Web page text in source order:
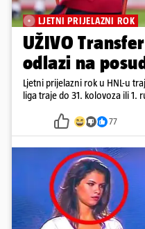
LJETNI PRIJELAZNI ROK
UŽIVO
odlazi na
Ljetni prijelazni rok u HNL-u
liga traje do 31. kolovoza ili 1.
77